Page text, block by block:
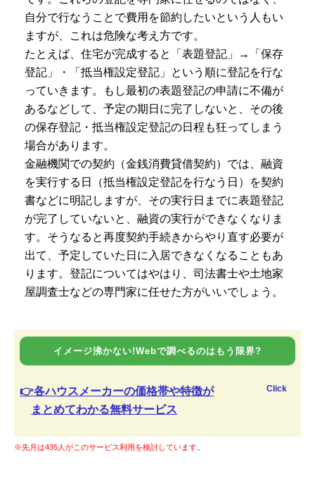
自分で行なうことで費用を節約したいという人もい
ますが、これは危険な考え方です。
たとえば、住宅が完成すると「表題登記」→「保存
登記」・「抵当権設定登記」という順に登記を行な
っていきます。もし最初の表題登記の申請に不備が
あるなどして、予定の期日に完了しないと、その後
の保存登記・抵当権設定登記の日程も狂ってしまう
場合があります。
金融機関での契約（金銭消費貸借契約）では、融資
を実行する日（抵当権設定登記を行なう日）を契約
書などに明記しますが、その実行日までに表題登記
が完了していないと、融資の実行ができなくなりま
す。 そうなると再度契約手続きからやり直す必要が
出て、予定していた日に入居できなくなることもあ
ります。登記についてはやはり、司法書士や土地家
屋調査士などの専門家に任せた方がいいでしょう。
イメージ沸かない!Webで調べるのはもう限界?
👉各ハウスメーカーの価格帯や特徴が
まとめてわかる無料サービス
Click
※先月は435人がこのサービス利用を検討しています。